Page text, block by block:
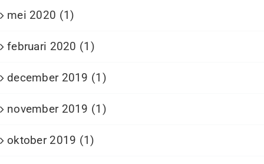
mei 2020 (1)
februari 2020 (1)
december 2019 (1)
november 2019 (1)
oktober 2019 (1)